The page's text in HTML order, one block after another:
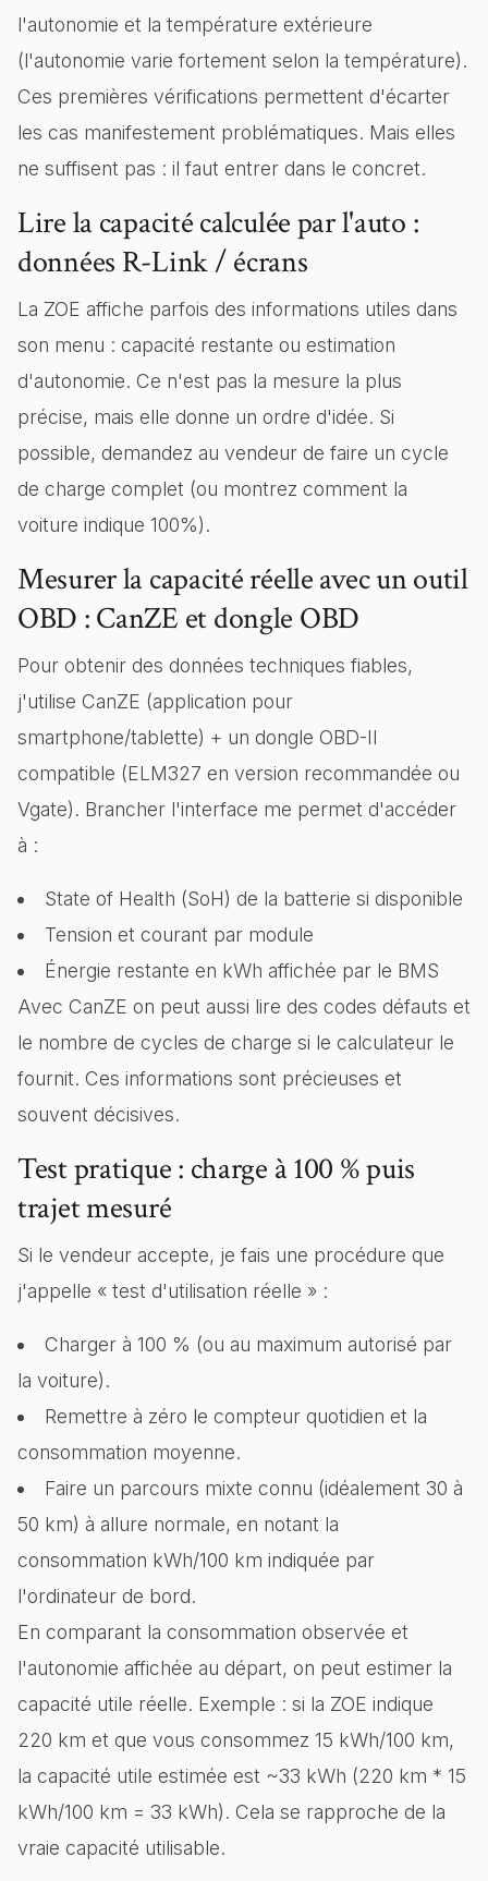
l'autonomie et la température extérieure
(l'autonomie varie fortement selon la température).
Ces premières vérifications permettent d'écarter
les cas manifestement problématiques. Mais elles
ne suffisent pas : il faut entrer dans le concret.
Lire la capacité calculée par l'auto :
données R-Link / écrans
La ZOE affiche parfois des informations utiles dans
son menu : capacité restante ou estimation
d'autonomie. Ce n'est pas la mesure la plus
précise, mais elle donne un ordre d'idée. Si
possible, demandez au vendeur de faire un cycle
de charge complet (ou montrez comment la
voiture indique 100%).
Mesurer la capacité réelle avec un outil
OBD : CanZE et dongle OBD
Pour obtenir des données techniques fiables,
j'utilise CanZE (application pour
smartphone/tablette) + un dongle OBD-II
compatible (ELM327 en version recommandée ou
Vgate). Brancher l'interface me permet d'accéder
à :
State of Health (SoH) de la batterie si disponible
Tension et courant par module
Énergie restante en kWh affichée par le BMS
Avec CanZE on peut aussi lire des codes défauts et
le nombre de cycles de charge si le calculateur le
fournit. Ces informations sont précieuses et
souvent décisives.
Test pratique : charge à 100 % puis
trajet mesuré
Si le vendeur accepte, je fais une procédure que
j'appelle « test d'utilisation réelle » :
Charger à 100 % (ou au maximum autorisé par
la voiture).
Remettre à zéro le compteur quotidien et la
consommation moyenne.
Faire un parcours mixte connu (idéalement 30 à
50 km) à allure normale, en notant la
consommation kWh/100 km indiquée par
l'ordinateur de bord.
En comparant la consommation observée et
l'autonomie affichée au départ, on peut estimer la
capacité utile réelle. Exemple : si la ZOE indique
220 km et que vous consommez 15 kWh/100 km,
la capacité utile estimée est ~33 kWh (220 km * 15
kWh/100 km = 33 kWh). Cela se rapproche de la
vraie capacité utilisable.